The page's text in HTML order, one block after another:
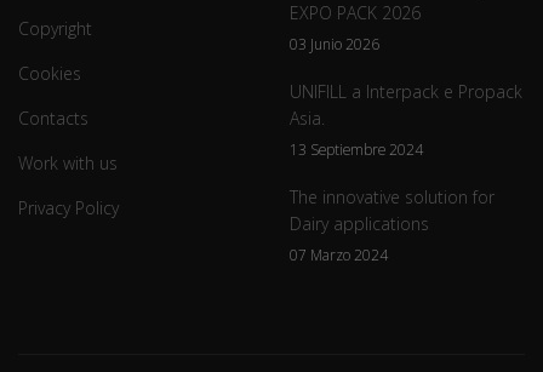
Copyright
Cookies
Contacts
Work with us
Privacy Policy
EXPO PACK 2026
03 Junio 2026
UNIFILL a Interpack e Propack
Asia.
13 Septiembre 2024
The innovative solution for
Dairy applications
07 Marzo 2024